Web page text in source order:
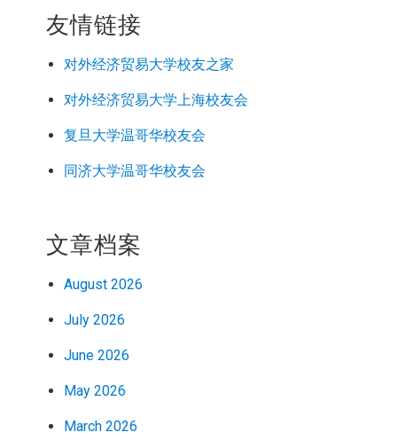
友情链接
对外经济贸易大学校友之家
对外经济贸易大学上海校友会
复旦大学温哥华校友会
同济大学温哥华校友会
文章档案
August 2026
July 2026
June 2026
May 2026
March 2026